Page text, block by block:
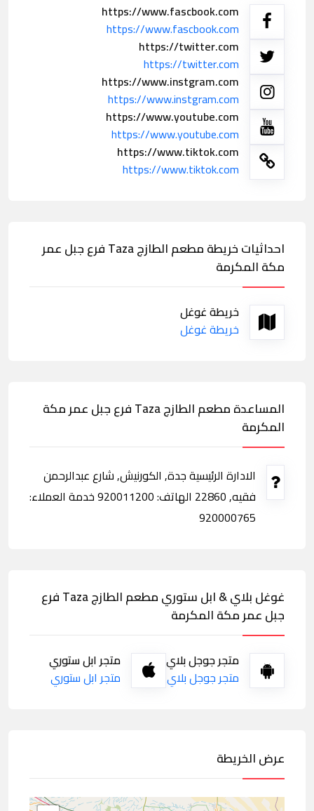
https://www.fascbook.com
https://www.fascbook.com
https://twitter.com
https://twitter.com
https://www.instgram.com
https://www.instgram.com
https://www.youtube.com
https://www.youtube.com
https://www.tiktok.com
https://www.tiktok.com
احداثيات خريطة مطعم الطازج Taza فرع جبل عمر
مكة المكرمة
خريطة غوغل
خريطة غوغل
المساعدة مطعم الطازج Taza فرع جبل عمر مكة
المكرمة
الادارة الرئيسية جدة, الكورنيش, شارع عبدالرحمن
فقيه, 22860 الهاتف: 920011200 خدمة العملاء:
920000765
غوغل بلاي & ابل ستوري مطعم الطازج Taza فرع
جبل عمر مكة المكرمة
متجر جوجل بلاي
متجر جوجل بلاي
متجر ابل ستوري
متجر ابل ستوري
عرض الخريطة